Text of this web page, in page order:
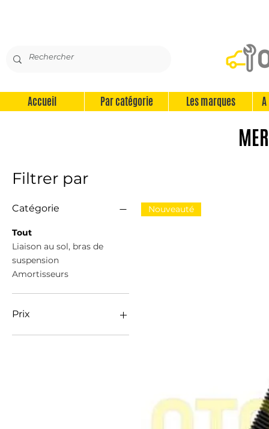
Accueil Par catégorie Les marques
Filtrer par
Catégorie
Tout
Liaison au sol, bras de
suspension
Amortisseurs
Prix
Nouveauté